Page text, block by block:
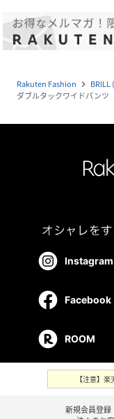
Rakuten Fashion navigate_next BRILL
ダブルタックワイドパンツ
Instagram
Facebook
ROOM
【注意】
新規会員登録